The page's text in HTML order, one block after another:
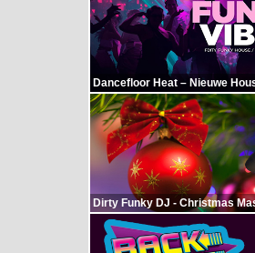
Dancefloor Heat – Nieuwe
Dirty Funky DJ - Christmas